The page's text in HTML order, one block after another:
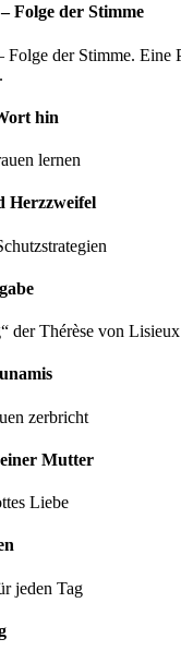
Folge der Stimme
Folge der Stimme. Eine
hin
lernen
Herzzweifel
der Thérèse von Lisieux
zerbricht
Mutter
Liebe
jeden Tag